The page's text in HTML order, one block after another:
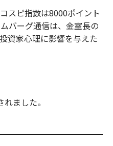
スピ指数は8000ポイント
バーグ通信は、金室長の
資家心理に影響を与えた
ました。